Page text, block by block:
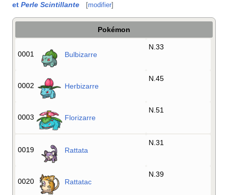
et Perle Scintillante [modifier]
Pokémon
0001 Bulbizarre
N.33
0002 Herbizarre
N.45
0003 Florizarre
N.51
0019 Rattata
N.31
0020 Rattatac
N.39